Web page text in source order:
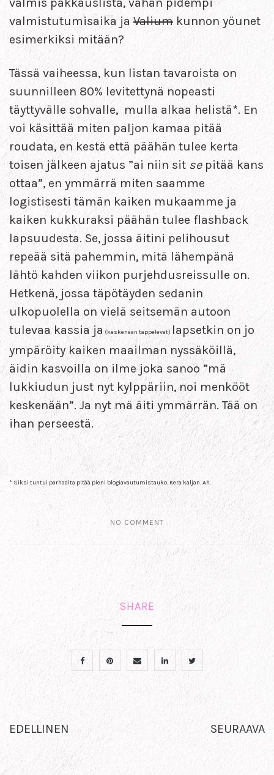
valmistutumisaika ja Valium kunnon yöunet
esimerkiksi mitään?
Tässä vaiheessa, kun listan tavaroista on
suunnilleen 80% levitettynä nopeasti
täyttyvälle sohvalle, mulla alkaa helistä*. En
voi käsittää miten paljon kamaa pitää
roudata, en kestä että päähän tulee kerta
toisen jälkeen ajatus ”ai niin sit se pitää kans
ottaa”, en ymmärrä miten saamme
logistisesti tämän kaiken mukaamme ja
kaiken kukkuraksi päähän tulee flashback
lapsuudesta. Se, jossa äitini pelihousut
repeää sitä pahemmin, mitä lähempänä
lähtö kahden viikon purjehdusreissulle on.
Hetkenä, jossa täpötäyden sedanin
ulkopuolella on vielä seitsemän autoon
tulevaa kassia ja (keskenään tappelevat) lapsetkin on jo
ympäröity kaiken maailman nyssäköillä,
äidin kasvoilla on ilme joka sanoo ”mä
lukkiudun just nyt kylppäriin, noi menkööt
keskenään”. Ja nyt mä äiti ymmärrän. Tää on
ihan perseestä.
* Siksi tuntui parhaalta pitää pieni blogiavautumistauko. Kera kaljan. Ah.
NO COMMENT
SHARE
EDELLINEN SEURAAVA